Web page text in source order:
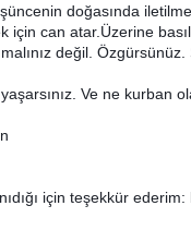
doğasında
için can atar.Üzerine
değil.
Ve ne kurban
için teşekkür